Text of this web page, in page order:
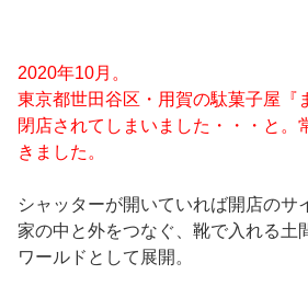
2020年10月。
東京都世田谷区・用賀の駄菓子屋『
閉店されてしまいました・・・と。
きました。
シャッターが開いていれば開店のサ
家の中と外をつなぐ、靴で入れる土
ワールドとして展開。